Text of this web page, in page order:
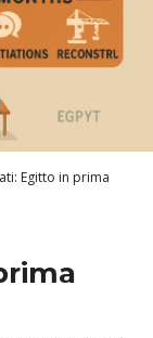
Egitto in prima